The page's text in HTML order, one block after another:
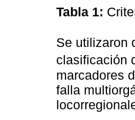
Tabla 1:
Se utilizaron
clasificación
marcadores
falla